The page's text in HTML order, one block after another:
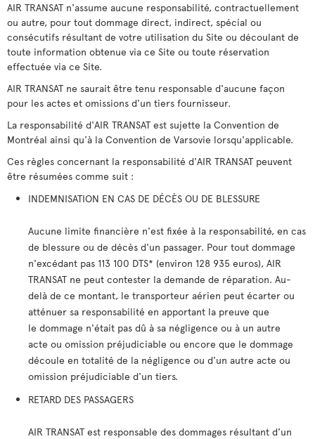
AIR TRANSAT n'assume aucune responsabilité, contractuellement
ou autre, pour tout dommage direct, indirect, spécial ou
consécutifs résultant de votre utilisation du Site ou découlant de
toute information obtenue via ce Site ou toute réservation
effectuée via ce Site.
AIR TRANSAT ne saurait être tenu responsable d'aucune façon
pour les actes et omissions d'un tiers fournisseur.
La responsabilité d'AIR TRANSAT est sujette la Convention de
Montréal ainsi qu'à la Convention de Varsovie lorsqu'applicable.
Ces règles concernant la responsabilité d'AIR TRANSAT peuvent
être résumées comme suit :
INDEMNISATION EN CAS DE DÉCÈS OU DE BLESSURE
Aucune limite financière n'est fixée à la responsabilité, en cas
de blessure ou de décès d'un passager. Pour tout dommage
n'excédant pas 113 100 DTS* (environ 128 935 euros), AIR
TRANSAT ne peut contester la demande de réparation. Au-
delà de ce montant, le transporteur aérien peut écarter ou
atténuer sa responsabilité en apportant la preuve que
le dommage n'était pas dû à sa négligence ou à un autre
acte ou omission préjudiciable ou encore que le dommage
découle en totalité de la négligence ou d'un autre acte ou
omission préjudiciable d'un tiers.
RETARD DES PASSAGERS
AIR TRANSAT est responsable des dommages résultant d'un